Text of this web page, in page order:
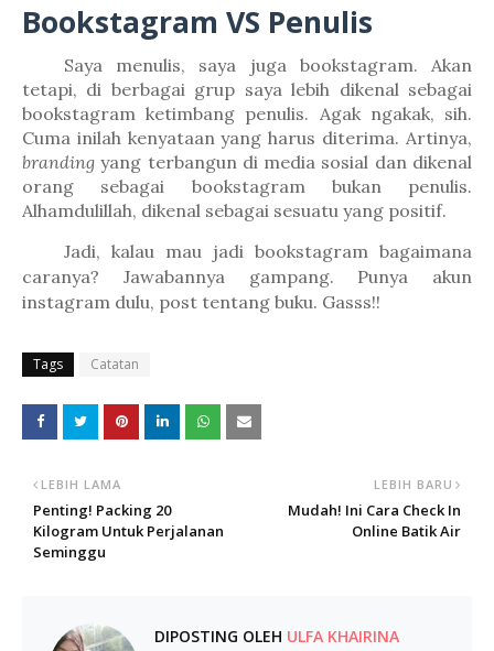
Bookstagram VS Penulis
Saya menulis, saya juga bookstagram. Akan
tetapi, di berbagai grup saya lebih dikenal sebagai
bookstagram ketimbang penulis. Agak ngakak, sih.
Cuma inilah kenyataan yang harus diterima. Artinya,
brandingyang terbangun di media sosial dan dikenal
orang sebagai bookstagram bukan penulis.
Alhamdulillah, dikenal sebagai sesuatu yang positif.
Jadi, kalau mau jadi bookstagram bagaimana
caranya? Jawabannya gampang. Punya akun
instagram dulu, post tentang buku. Gasss!!
Tags Catatan
LEBIH BARU
Mudah! Ini Cara Check In
Online Batik Air
LEBIH LAMA
Penting! Packing 20
Kilogram Untuk Perjalanan
Seminggu
DIPOSTING OLEH ULFA KHAIRINA